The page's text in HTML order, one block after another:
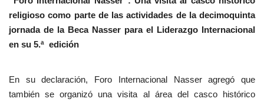
religioso como parte de las actividades de la decimoquinta
jornada de la Beca Nasser para el Liderazgo Internacional
en su 5.ª edición
En su declaración, Foro Internacional Nasser agregó que
también se organizó una visita al área del casco histórico